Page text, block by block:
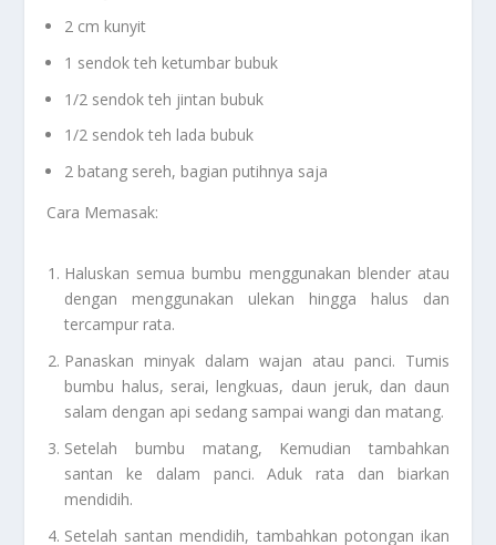
2 cm kunyit
1 sendok teh ketumbar bubuk
1/2 sendok teh jintan bubuk
1/2 sendok teh lada bubuk
2 batang sereh, bagian putihnya saja
Cara Memasak:
Haluskan semua bumbu menggunakan blender atau
dengan menggunakan ulekan hingga halus dan
tercampur rata.
Panaskan minyak dalam wajan atau panci. Tumis
bumbu halus, serai, lengkuas, daun jeruk, dan daun
salam dengan api sedang sampai wangi dan matang.
Setelah bumbu matang, Kemudian tambahkan
santan ke dalam panci. Aduk rata dan biarkan
mendidih.
Setelah santan mendidih, tambahkan potongan ikan